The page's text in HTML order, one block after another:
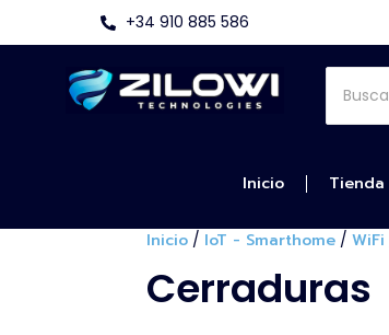
+34 910 885 586
Inicio Tienda
Inicio / IoT - Smarthome /WiFi
Cerraduras